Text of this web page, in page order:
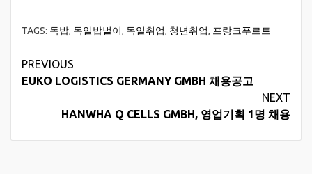
험자 우대– 독어 능통자◦
SCM–…
TAGS: 독밥, 독일밥벌이, 독일취업, 청년취업, 프랑크푸르트
Continue
Reading
PREVIOUS
EUKO LOGISTICS GERMANY GMBH 채용공고
NEXT
HANWHA Q CELLS GMBH, 영업기획 1명 채용